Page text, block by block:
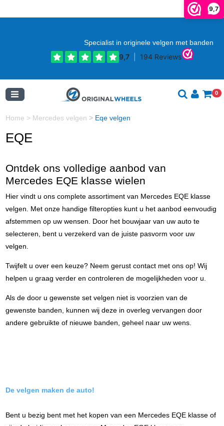
9,7
Specialist in originele velgen met banden
0
Home > Mercedes velgen > Eqe velgen
EQE
Ontdek ons volledige aanbod van
Mercedes EQE klasse wielen
Hier vindt u ons complete assortiment van Mercedes EQE klasse
velgen. Met onze handige filteropties kunt u het aanbod eenvoudig
afstemmen op uw wensen. Door het bouwjaar van uw auto te
selecteren, bent u verzekerd van de juiste pasvorm voor uw
velgen.
Twijfelt u over een keuze? Neem gerust contact met ons op! Wij
helpen u graag verder en controleren de mogelijkheden voor u.
Als de door u gewenste set velgen niet is voorzien van de
gewenste banden, kunnen wij deze in overleg vervangen door
andere gebruikte of nieuwe banden, geheel naar uw wens.
De velgen maken de auto!
Bent u bezig bent met het kopen van een Mercedes EQE klasse of